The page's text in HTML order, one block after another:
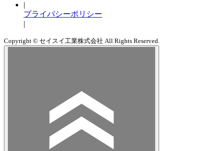
|
プライバシーポリシー
|
Copyright © セイスイ工業株式会社 All Rights Reserved.